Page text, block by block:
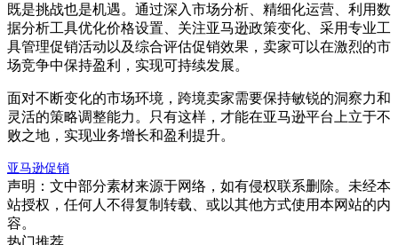
既是挑战也是机遇。通过深入市场分析、精细化运营、利用数
据分析工具优化价格设置、关注亚马逊政策变化、采用专业工
具管理促销活动以及综合评估促销效果，卖家可以在激烈的市
场竞争中保持盈利，实现可持续发展。
面对不断变化的市场环境，跨境卖家需要保持敏锐的洞察力和
灵活的策略调整能力。只有这样，才能在亚马逊平台上立于不
败之地，实现业务增长和盈利提升。
亚马逊促销
声明：文中部分素材来源于网络，如有侵权联系删除。未经本
站授权，任何人不得复制转载、或以其他方式使用本网站的内
容。
热门推荐